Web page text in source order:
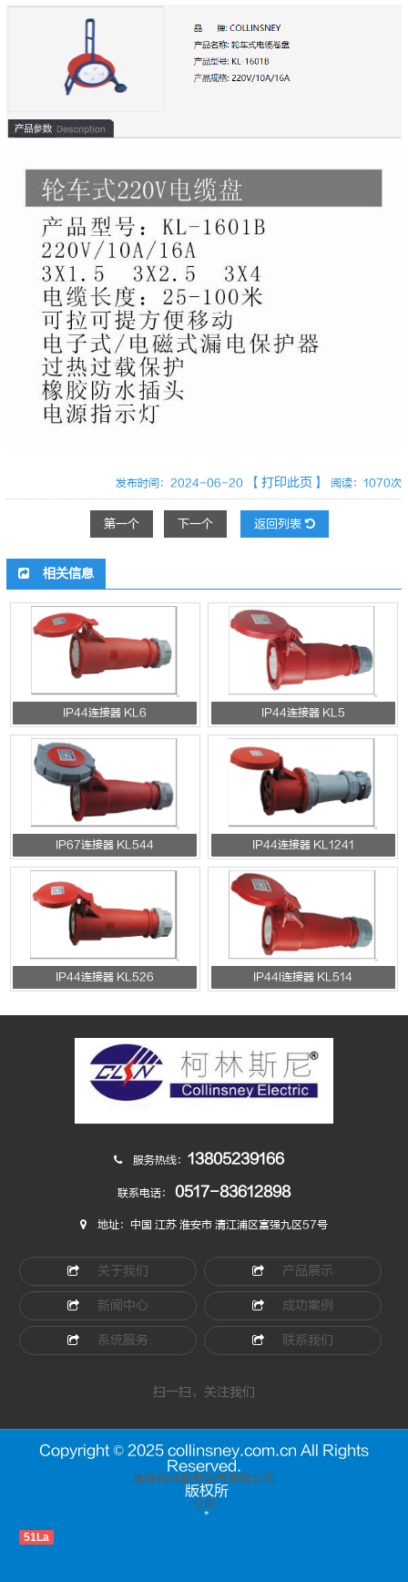
发布时间：2024-06-20 【打印此页】 阅读：1070次
第一个 下一个 返回列表
相关信息
IP44连接器 KL6 IP44连接器 KL5
IP67连接器 KL544 IP44连接器 KL1241
IP44连接器 KL526 IP44l连接器 KL514
服务热线： 13805239166
联系电话： 0517-83612898
地址：中国 江苏 淮安市 清江浦区富强九区57号
关于我们 产品展示
新闻中心 成功案例
系统服务 联系我们
扫一扫，关注我们
Copyright © 2025 collinsney.com.cn All Rights
Reserved.
淮安柯林斯尼电气有限公司
版权所
企邮
*
51La